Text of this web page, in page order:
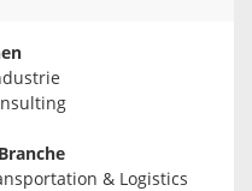
& Logistics